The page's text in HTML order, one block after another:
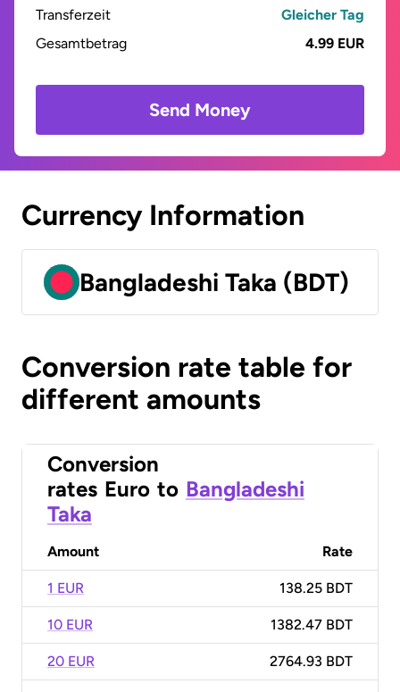
Transferzeit
Gleicher Tag
Gesamtbetrag
4.99 EUR
Send Money
Currency Information
Bangladeshi Taka (BDT)
Conversion rate table for
different amounts
Conversion
rates Euro to Bangladeshi
Taka
Amount Rate
1 EUR 138.25 BDT
10 EUR 1382.47 BDT
20 EUR 2764.93 BDT